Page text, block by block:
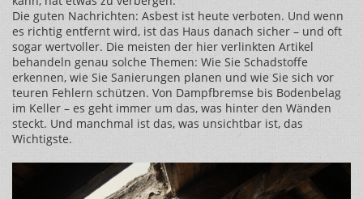
Die guten Nachrichten: Asbest ist heute verboten. Und wenn
es richtig entfernt wird, ist das Haus danach sicher – und oft
sogar wertvoller. Die meisten der hier verlinkten Artikel
behandeln genau solche Themen: Wie Sie Schadstoffe
erkennen, wie Sie Sanierungen planen und wie Sie sich vor
teuren Fehlern schützen. Von Dampfbremse bis Bodenbelag
im Keller – es geht immer um das, was hinter den Wänden
steckt. Und manchmal ist das, was unsichtbar ist, das
Wichtigste.